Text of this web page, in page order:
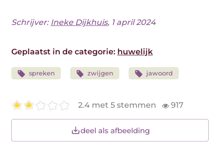
Schrijver: Ineke Dijkhuis, 1 april 2024
Geplaatst in de categorie: huwelijk
spreken zwijgen jawoord
2.4 met 5 stemmen 917
deel als afbeelding